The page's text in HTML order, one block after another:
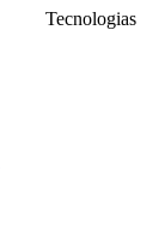
Tecnologias